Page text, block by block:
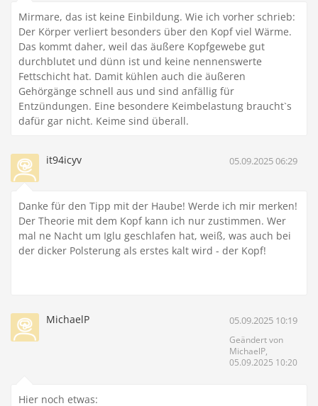
Mirmare, das ist keine Einbildung. Wie ich vorher schrieb:
Der Körper verliert besonders über den Kopf viel Wärme.
Das kommt daher, weil das äußere Kopfgewebe gut
durchblutet und dünn ist und keine nennenswerte
Fettschicht hat. Damit kühlen auch die äußeren
Gehörgänge schnell aus und sind anfällig für
Entzündungen. Eine besondere Keimbelastung braucht`s
dafür gar nicht. Keime sind überall.
it94icyv 05.09.2025 06:29
Danke für den Tipp mit der Haube! Werde ich mir merken!
Der Theorie mit dem Kopf kann ich nur zustimmen. Wer
mal ne Nacht um Iglu geschlafen hat, weiß, was auch bei
der dicker Polsterung als erstes kalt wird - der Kopf!
MichaelP 05.09.2025 10:19
Geändert von
MichaelP,
05.09.2025 10:20
Hier noch etwas: